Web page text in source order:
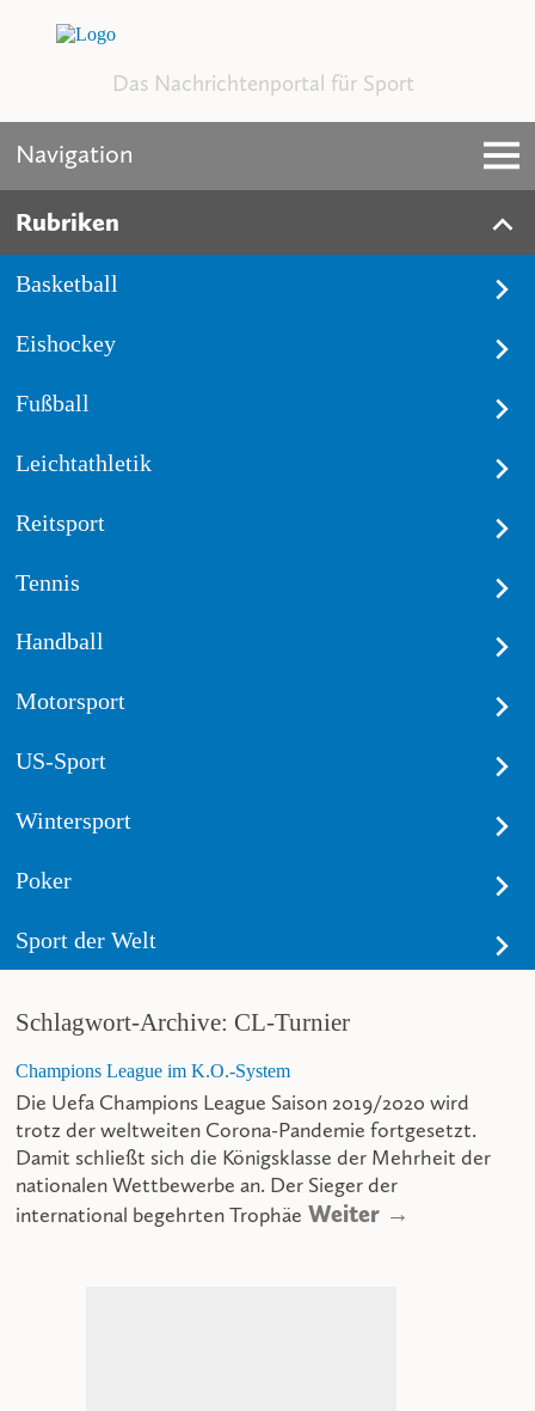
Das Nachrichtenportal für Sport
Navigation
Rubriken
Basketball
Eishockey
Fußball
Leichtathletik
Reitsport
Tennis
Handball
Motorsport
US-Sport
Wintersport
Poker
Sport der Welt
Schlagwort-Archive: CL-Turnier
Champions League im K.O.-System
Die Uefa Champions League Saison 2019/2020 wird
trotz der weltweiten Corona-Pandemie fortgesetzt.
Damit schließt sich die Königsklasse der Mehrheit der
nationalen Wettbewerbe an. Der Sieger der
international begehrten Trophäe Weiter →